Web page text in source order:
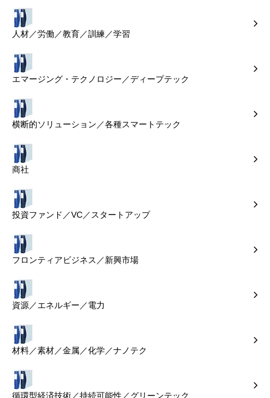
人材／労働／教育／訓練／学習
エマージング・テクノロジー／ディープテック
横断的ソリューション／各種スマートテック
商社
投資ファンド／VC／スタートアップ
フロンティアビジネス／新興市場
資源／エネルギー／電力
材料／素材／金属／化学／ナノテク
循環型経済技術／持続可能性／グリーンテック